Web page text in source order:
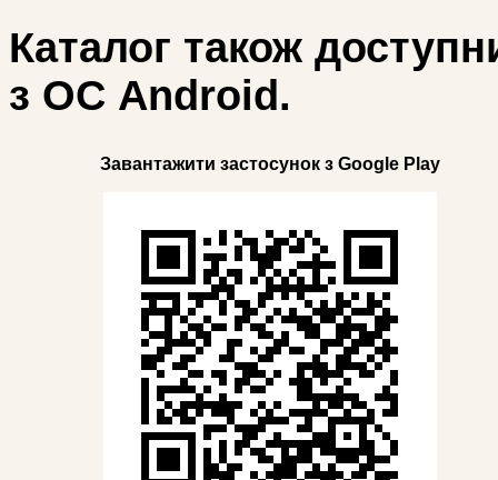
Каталог також
з ОС Android.
Завантажити застосунок з Google Play